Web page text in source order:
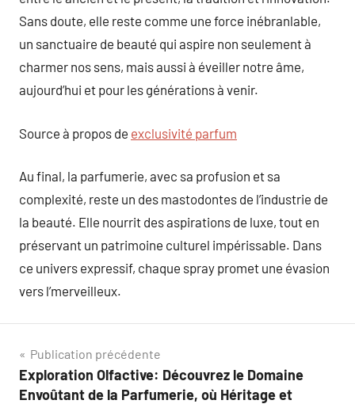
Sans doute, elle reste comme une force inébranlable,
un sanctuaire de beauté qui aspire non seulement à
charmer nos sens, mais aussi à éveiller notre âme,
aujourd’hui et pour les générations à venir.
Source à propos de exclusivité parfum
Au final, la parfumerie, avec sa profusion et sa
complexité, reste un des mastodontes de l’industrie de
la beauté. Elle nourrit des aspirations de luxe, tout en
préservant un patrimoine culturel impérissable. Dans
ce univers expressif, chaque spray promet une évasion
vers l’merveilleux.
Navigation
de
Publication précédente
Exploration Olfactive: Découvrez le Domaine
Envoûtant de la Parfumerie, où Héritage et